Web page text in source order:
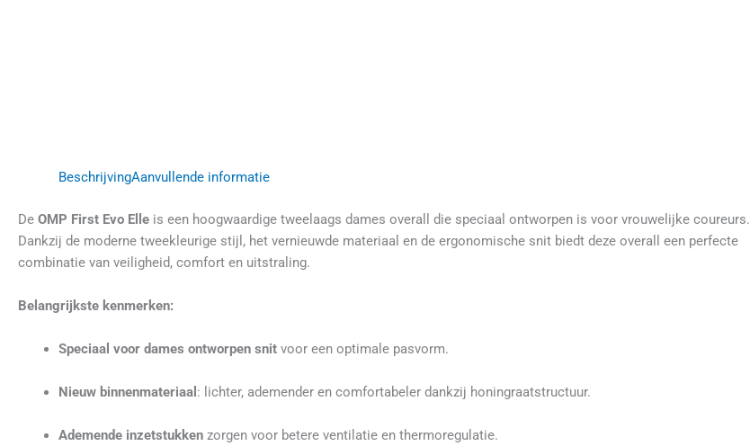
BeschrijvingAanvullende informatie
De OMP First Evo Elle is een hoogwaardige tweelaags dames overall die speciaal ontworpen is voor vrouwelijke coureurs.
Dankzij de moderne tweekleurige stijl, het vernieuwde materiaal en de ergonomische snit biedt deze overall een perfecte
combinatie van veiligheid, comfort en uitstraling.
Belangrijkste kenmerken:
Speciaal voor dames ontworpen snit voor een optimale pasvorm.
Nieuw binnenmateriaal : lichter, ademender en comfortabeler dankzij honingraatstructuur.
Ademende inzetstukken zorgen voor betere ventilatie en thermoregulatie.